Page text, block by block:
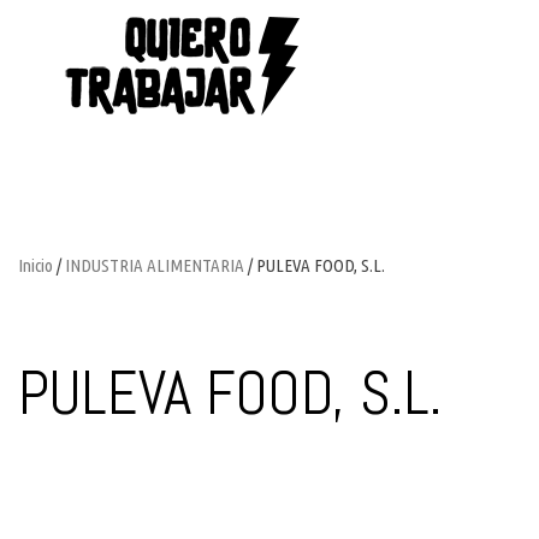
Inicio /INDUSTRIA ALIMENTARIA / PULEVA FOOD, S.L.
PULEVA FOOD, S.L.